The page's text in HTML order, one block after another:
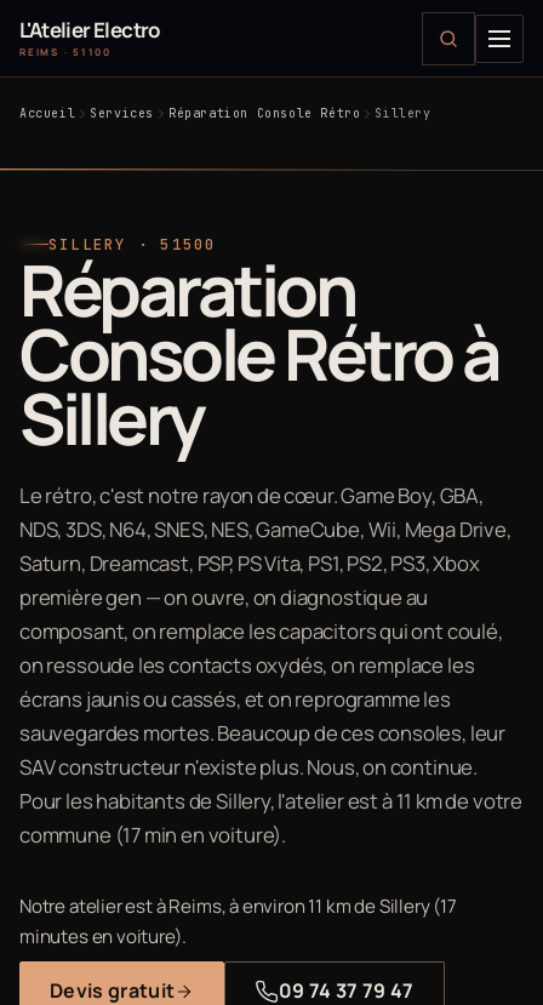
L'Atelier Electro
REIMS · 51100
Accueil Services Réparation Console Rétro Sillery
SILLERY · 51500
Réparation
Console Rétro à
Sillery
Le rétro, c'est notre rayon de cœur. Game Boy, GBA,
NDS, 3DS, N64, SNES, NES, GameCube, Wii, Mega Drive,
Saturn, Dreamcast, PSP, PS Vita, PS1, PS2, PS3, Xbox
première gen — on ouvre, on diagnostique au
composant, on remplace les capacitors qui ont coulé,
on ressoude les contacts oxydés, on remplace les
écrans jaunis ou cassés, et on reprogramme les
sauvegardes mortes. Beaucoup de ces consoles, leur
SAV constructeur n'existe plus. Nous, on continue.
Pour les habitants de Sillery, l'atelier est à 11 km de votre
commune (17 min en voiture).
Notre atelier est à Reims, à environ 11 km de Sillery (17
minutes en voiture).
Devis gratuit 09 74 37 79 47